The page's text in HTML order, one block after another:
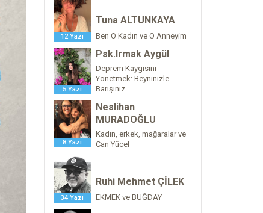
12 Yazı
Tuna ALTUNKAYA
Ben O Kadın ve O Anneyim
5 Yazı
Psk.Irmak Aygül
Deprem Kaygısını
Yönetmek: Beyninizle
Barışınız
8 Yazı
Neslihan
MURADOĞLU
Kadın, erkek, mağaralar ve
Can Yücel
34 Yazı
Ruhi Mehmet ÇİLEK
EKMEK ve BUĞDAY